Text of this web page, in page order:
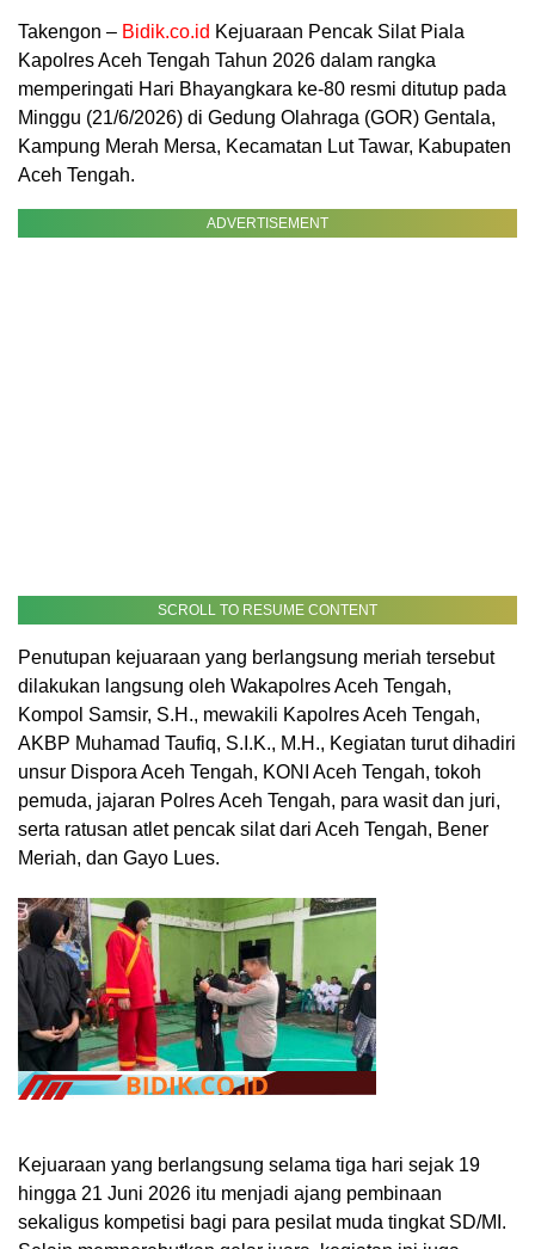
Takengon – Bidik.co.id Kejuaraan Pencak Silat Piala
Kapolres Aceh Tengah Tahun 2026 dalam rangka
memperingati Hari Bhayangkara ke-80 resmi ditutup pada
Minggu (21/6/2026) di Gedung Olahraga (GOR) Gentala,
Kampung Merah Mersa, Kecamatan Lut Tawar, Kabupaten
Aceh Tengah.
ADVERTISEMENT
SCROLL TO RESUME CONTENT
Penutupan kejuaraan yang berlangsung meriah tersebut
dilakukan langsung oleh Wakapolres Aceh Tengah,
Kompol Samsir, S.H., mewakili Kapolres Aceh Tengah,
AKBP Muhamad Taufiq, S.I.K., M.H., Kegiatan turut dihadiri
unsur Dispora Aceh Tengah, KONI Aceh Tengah, tokoh
pemuda, jajaran Polres Aceh Tengah, para wasit dan juri,
serta ratusan atlet pencak silat dari Aceh Tengah, Bener
Meriah, dan Gayo Lues.
Kejuaraan yang berlangsung selama tiga hari sejak 19
hingga 21 Juni 2026 itu menjadi ajang pembinaan
sekaligus kompetisi bagi para pesilat muda tingkat SD/MI.